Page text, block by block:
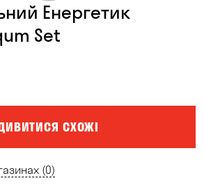
Енергетик
Set
СХОЖІ
(0)